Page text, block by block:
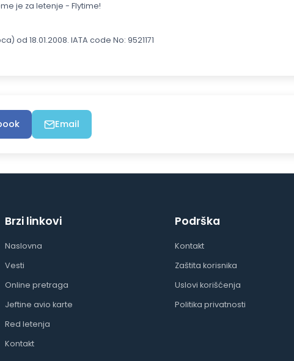
je za letenje - Flytime!
18.01.2008. IATA code No: 9521171
Email
Brzi linkovi
Naslovna
Vesti
Online pretraga
Jeftine avio karte
Red letenja
Kontakt
Podrška
Kontakt
Zaštita korisnika
Uslovi korišćenja
Politika privatnosti